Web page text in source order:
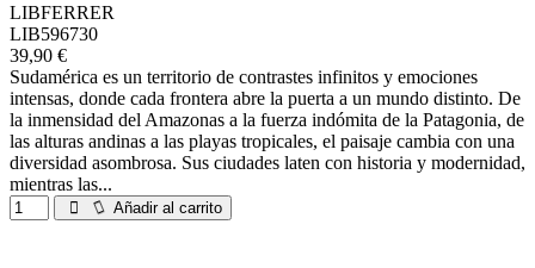
LIBFERRER
LIB596730
39,90 €
Sudamérica es un territorio de contrastes infinitos y emociones
intensas, donde cada frontera abre la puerta a un mundo distinto. De
la inmensidad del Amazonas a la fuerza indómita de la Patagonia, de
las alturas andinas a las playas tropicales, el paisaje cambia con una
diversidad asombrosa. Sus ciudades laten con historia y modernidad,
mientras las...
Añadir al carrito